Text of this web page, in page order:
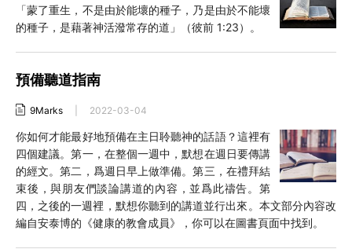
「蒙了重生，不是由於能壞的種子，乃是由於不能壞
的種子，是藉著神活潑常存的道」（彼前 1:23）。
預備聽道指南
9Marks 2022-03-04
你如何才能最好地預備在主日聆聽神的話語？這裡有
四個建議。第一，在整個一週中，默想在週日要傳講
的經文。第二，爲週日早上做準備。第三，在禮拜結
束後，與朋友們談論講道的內容，並爲此禱告。第
四，之後的一週裡，默想你聽到的講道並行出來。本文部分內容改
編自安泰博的《健康的教會成員》，你可以在圖書頁面中找到。